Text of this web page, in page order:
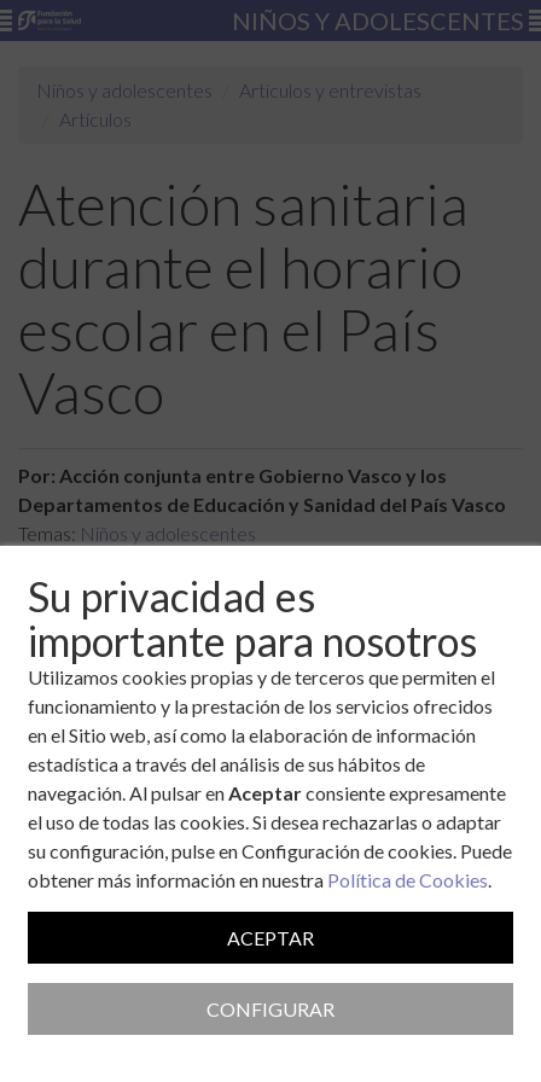
Su privacidad es
importante para nosotros
Utilizamos cookies propias y de terceros que permiten el
funcionamiento y la prestación de los servicios ofrecidos
en el Sitio web, así como la elaboración de información
estadística a través del análisis de sus hábitos de
navegación. Al pulsar enAceptarconsiente expresamente
el uso de todas las cookies. Si desea rechazarlas o adaptar
su configuración, pulse en Configuración de cookies. Puede
obtener más información en nuestra Política de Cookies.
ACEPTAR
CONFIGURAR
NIÑOS Y ADOLESCENTES
Niños y adolescentes
Artículos y entrevistas
Artículos
Atención sanitaria
durante el horario
escolar en el País
Vasco
Por: Acción conjunta entre Gobierno Vasco y los
Departamentos de Educación y Sanidad del País Vasco
Temas: Niños y adolescentes
El Gobierno Vasco, mediante una circular conjunta de los
departamentos de Educación y Sanidad, establece un
protocolo de actuación para atender a la población
escolar con necesidades sanitarias específicas en el
curso 2006-2007, circular enviada a todos los centros
escolares y direcciones de comarcas sanitarias.
El documento es novedoso y de interés porque reconoce la
existencia de problemas de atención sanitaria para algunos
niños con enfermedades crónicas, como la diabetes, que
dificultan su plena integración en la escuela.
El documento parte de dos “premisas básicas” que
definen bien las dificultades para hallar una solución:
"el sistema sanitario garantiza la atención/asistencia de